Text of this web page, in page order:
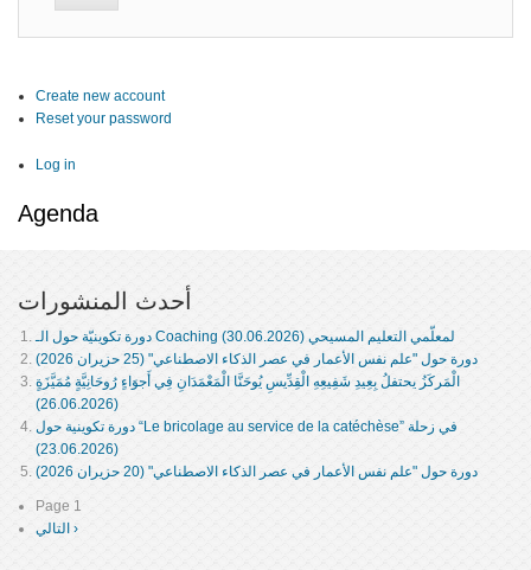
Create new account
Reset your password
Log in
Agenda
أحدث المنشورات
دورة تكوينيّة حول الـ Coaching لمعلّمي التعليم المسيحي (30.06.2026)
دورة حول "علم نفس الأعمار في عصر الذكاء الاصطناعي" (25 حزيران 2026)
الْمَركَزُ يحتفلُ بِعِيدِ شَفِيعِهِ الْقِدِّيسِ يُوحَنَّا الْمَعْمَدَانِ فِي أَجوَاءٍ رُوحَانِيَّةٍ مُمَيَّزَةٍ
(26.06.2026)
دورة تكوينية حول “Le bricolage au service de la catéchèse” في زحلة
(23.06.2026)
دورة حول "علم نفس الأعمار في عصر الذكاء الاصطناعي" (20 حزيران 2026)
Pagination
Page 1
Next التالي ›